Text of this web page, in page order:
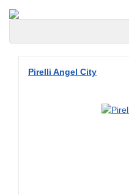
Nankang
Pirelli
PMT
Pirelli Angel City